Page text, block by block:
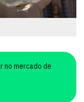
no mercado de